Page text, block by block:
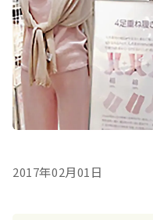
2017年02月01日